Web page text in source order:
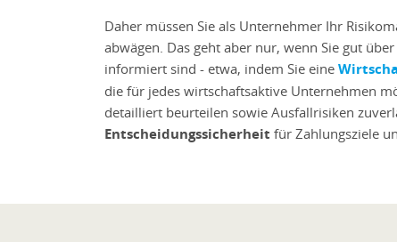
Daher müssen Sie als Unternehmer Ihr
abwägen. Das geht aber nur, wenn Sie gut
informiert sind - etwa, indem Sie eine
die für jedes wirtschaftsaktive Unternehmen
detailliert beurteilen sowie Ausfallrisiken
Entscheidungssicherheit für Zahlungsziele